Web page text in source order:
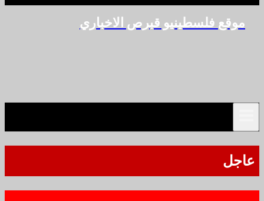
موقع فلسطينيو قبرص الاخباري
عاجل